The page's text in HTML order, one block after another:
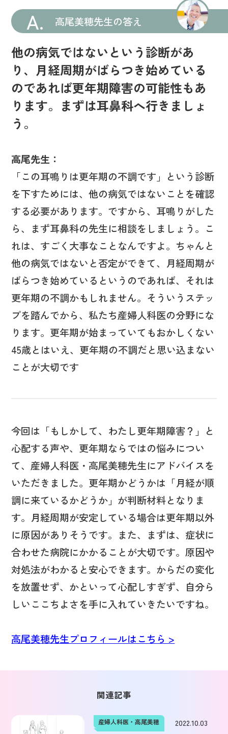
A. 高尾美穂先生の答え
他の病気ではないという診断があ
り、月経周期がばらつき始めている
のであれば更年期障害の可能性もあ
ります。まずは耳鼻科へ行きましょ
う。
高尾先生：
「この耳鳴りは更年期の不調です」という診断
を下すためには、他の病気ではないことを確認
する必要があります。ですから、耳鳴りがした
ら、まず耳鼻科の先生に相談をしましょう。こ
れは、すごく大事なことなんですよ。ちゃんと
他の病気ではないと否定ができて、月経周期が
ばらつき始めているというのであれば、それは
更年期の不調かもしれません。そういうステッ
プを踏んでから、私たち産婦人科医の分野にな
ります。更年期が始まっていてもおかしくない
45歳とはいえ、更年期の不調だと思い込まない
ことが大切です
今回は「もしかして、わたし更年期障害？」と
心配する声や、更年期ならではの悩みについ
て、産婦人科医・高尾美穂先生にアドバイスを
いただきました。更年期かどうかは「月経が順
調に来ているかどうか」が判断材料となりま
す。月経周期が安定している場合は更年期以外
に原因がありそうです。また、まずは、症状に
合わせた病院にかかることが大切です。原因や
対処法がわかると安心できます。からだの変化
を放置せず、かといって心配しすぎず、自分ら
しいここちよさを手に入れていきたいですね。
高尾美穂先生プロフィールはこちら >
関連記事
産婦人科医・高尾美穂 2022.10.03